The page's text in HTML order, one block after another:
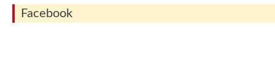
Facebook